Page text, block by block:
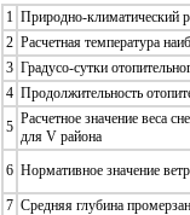
1 Природно-климатический
2 Расчетная температура
3 Градусо-сутки
4 Продолжительность
5 Расчетное значение веса
для V района
6 Нормативное значение
7 Средняя глубина